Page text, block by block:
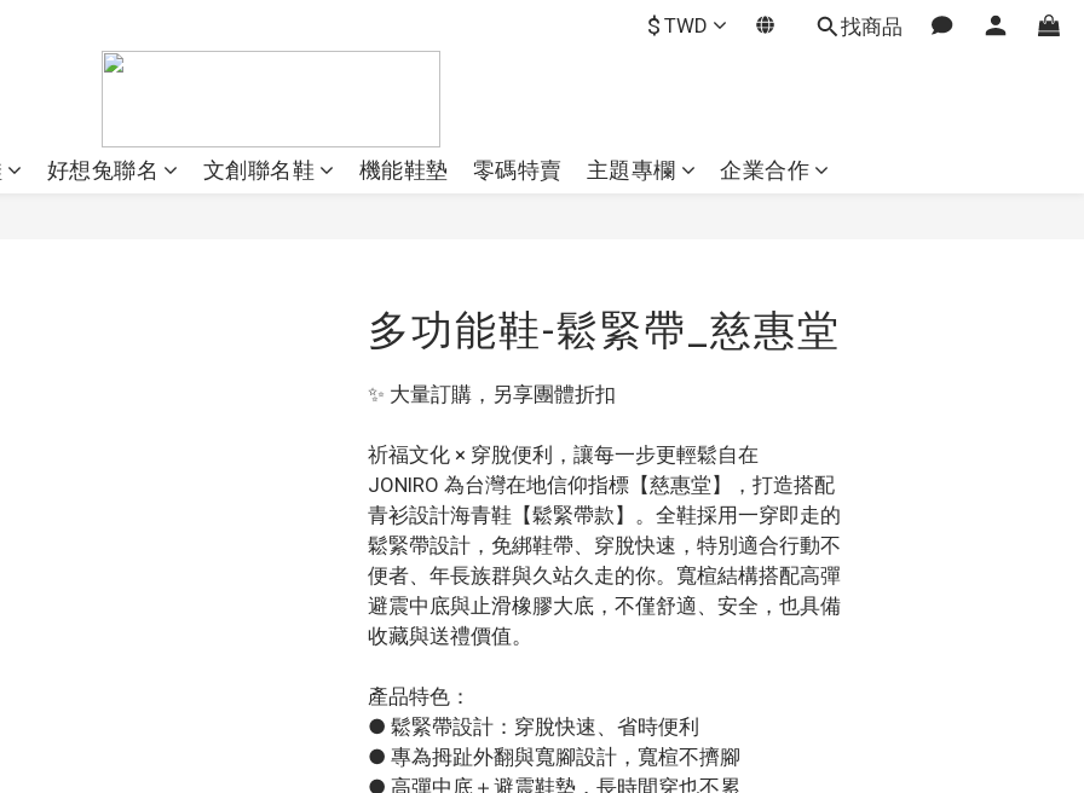
$ TWD 找商品
好想兔聯名 文創聯名鞋 機能鞋墊 零碼特賣 主題專欄 企業合作
多功能鞋-鬆緊帶_慈惠堂
✨ 大量訂購，另享團體折扣
祈福文化 × 穿脫便利，讓每一步更輕鬆自在
JONIRO 為台灣在地信仰指標【慈惠堂】，打造搭配
青衫設計海青鞋【鬆緊帶款】。全鞋採用一穿即走的
鬆緊帶設計，免綁鞋帶、穿脫快速，特別適合行動不
便者、年長族群與久站久走的你。寬楦結構搭配高彈
避震中底與止滑橡膠大底，不僅舒適、安全，也具備
收藏與送禮價值。
產品特色：
● 鬆緊帶設計：穿脫快速、省時便利
● 專為拇趾外翻與寬腳設計，寬楦不擠腳
● 高彈中底＋避震鞋墊，長時間穿也不累